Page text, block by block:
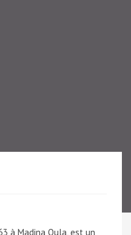
à Madina Oula, est un